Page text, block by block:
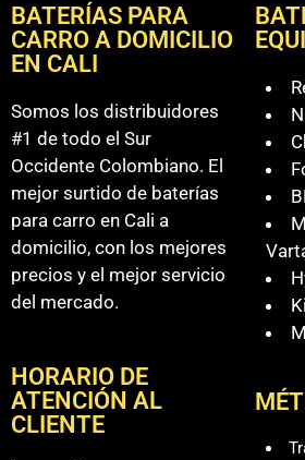
BATERÍAS PARA
CARRO A DOMICILIO
EN CALI
Somos los distribuidores
#1 de todo el Sur
Occidente Colombiano. El
mejor surtido de baterías
para carro en Cali a
domicilio, con los mejores
precios y el mejor servicio
del mercado.
HORARIO DE
ATENCIÓN AL
CLIENTE